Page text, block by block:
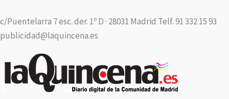
c/Puentelarra 7 esc. der. 1º D · 28031 Madrid Telf. 91 332 15 93
publicidad@laquincena.es